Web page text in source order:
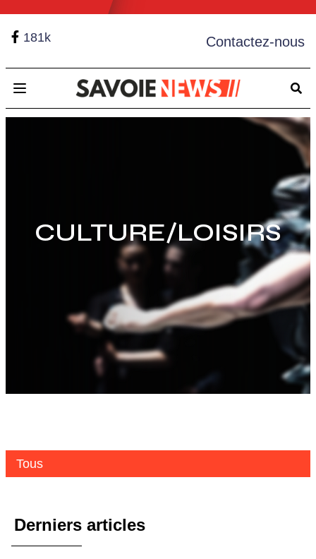
181k Contactez-nous
Open main menu
CULTURE/LOISIRS
Tous
Derniers articles